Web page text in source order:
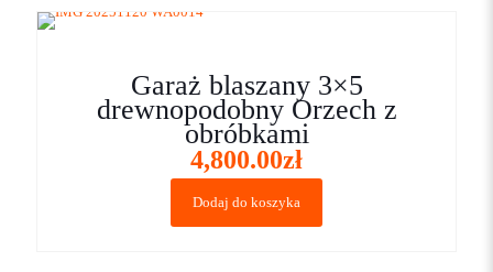
Garaż blaszany 3×5
drewnopodobny Orzech z
obróbkami
4,800.00zł
Dodaj do koszyka